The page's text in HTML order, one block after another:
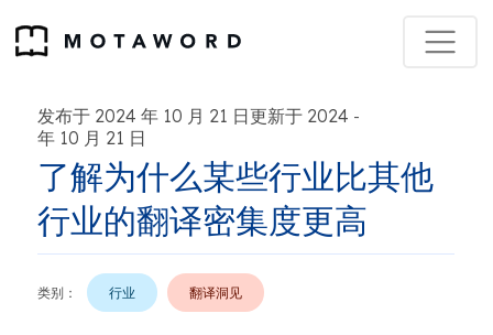
发布于 2024 年 10 月 21 日更新于 2024 -
年 10 月 21 日
了解为什么某些行业比其他
行业的翻译密集度更高
类别： 行业 翻译洞见